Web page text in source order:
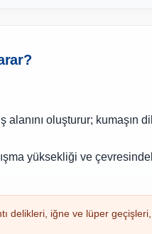
alanını oluşturur; kumaşın
yüksekliği ve
delikleri, iğne ve lüper geçişleri,